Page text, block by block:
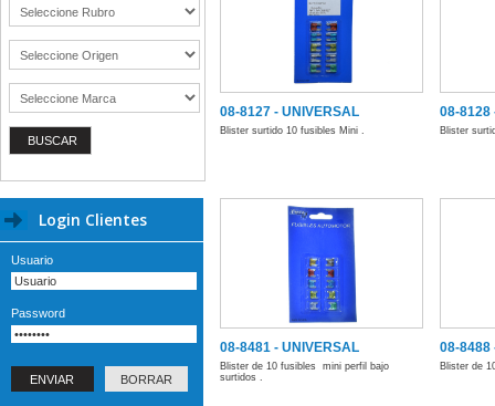
Login Clientes
Usuario
Password
08-8127 - UNIVERSAL
Blister surtido 10 fusibles Mini .
08-8128
Blister
08-8481 - UNIVERSAL
Blister de 10 fusibles mini perfil bajo
surtidos .
08-8488
Blister de